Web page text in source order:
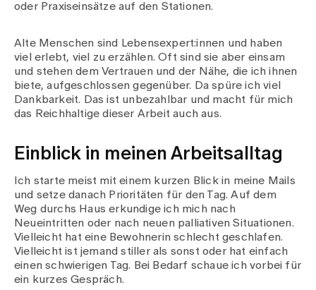
oder Praxiseinsätze auf den Stationen.
Alte Menschen sind Lebensexpert:innen und haben
viel erlebt, viel zu erzählen. Oft sind sie aber einsam
und stehen dem Vertrauen und der Nähe, die ich ihnen
biete, aufgeschlossen gegenüber. Da spüre ich viel
Dankbarkeit. Das ist unbezahlbar und macht für mich
das Reichhaltige dieser Arbeit auch aus.
Einblick in meinen Arbeitsalltag
Ich starte meist mit einem kurzen Blick in meine Mails
und setze danach Prioritäten für den Tag. Auf dem
Weg durchs Haus erkundige ich mich nach
Neueintritten oder nach neuen palliativen Situationen.
Vielleicht hat eine Bewohnerin schlecht geschlafen.
Vielleicht ist jemand stiller als sonst oder hat einfach
einen schwierigen Tag. Bei Bedarf schaue ich vorbei für
ein kurzes Gespräch.